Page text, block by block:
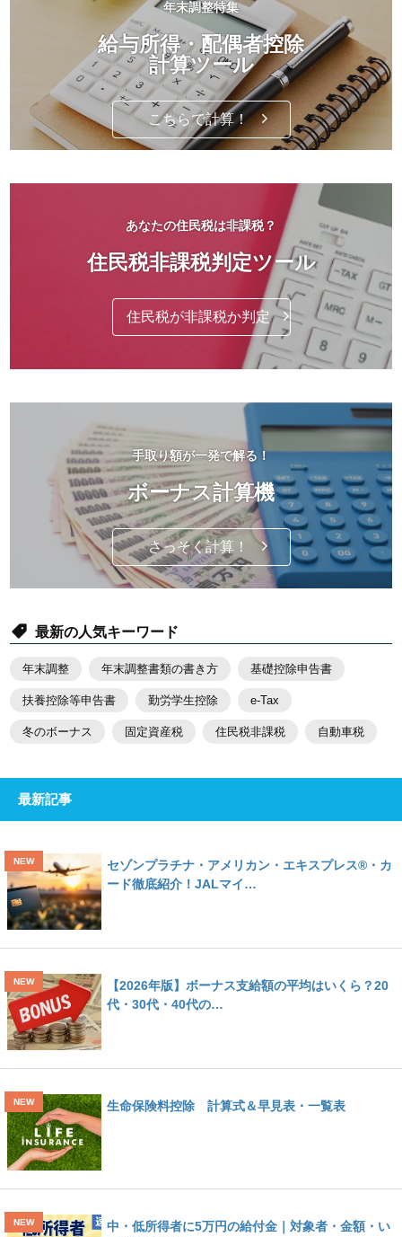
年末調整特集
給与所得・配偶者控除
計算ツール
こちらで計算！
あなたの住民税は非課税？
住民税非課税判定ツール
住民税が非課税か判定
手取り額が一発で解る！
ボーナス計算機
さっそく計算！
最新の人気キーワード
年末調整 年末調整書類の書き方 基礎控除申告書
扶養控除等申告書 勤労学生控除 e-Tax
冬のボーナス 固定資産税 住民税非課税 自動車税
最新記事
セゾンプラチナ・アメリカン・エキスプレス®・カ
ード徹底紹介！JALマイ…
【2026年版】ボーナス支給額の平均はいくら？20
代・30代・40代の…
生命保険料控除 計算式＆早見表・一覧表
中・低所得者に5万円の給付金｜対象者・金額・い